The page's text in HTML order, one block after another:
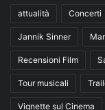
attualità Concerti
Jannik Sinner
Recensioni Film
Tour musicali
Vignette sul Cinema